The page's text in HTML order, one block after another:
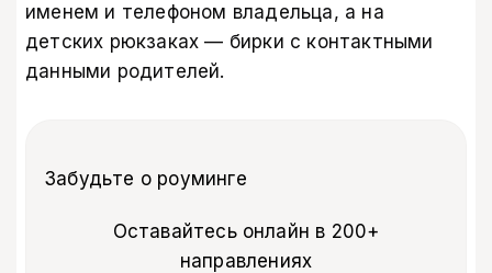
именем и телефоном владельца, а на
детских рюкзаках — бирки с контактными
данными родителей.
Забудьте о роуминге
Оставайтесь онлайн в 200+
направлениях